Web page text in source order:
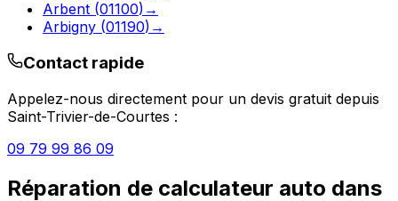
Arbent (01100) →
Arbigny (01190) →
Contact rapide
Appelez-nous directement pour un devis gratuit depuis
Saint-Trivier-de-Courtes :
09 79 99 86 09
Réparation de calculateur auto dans